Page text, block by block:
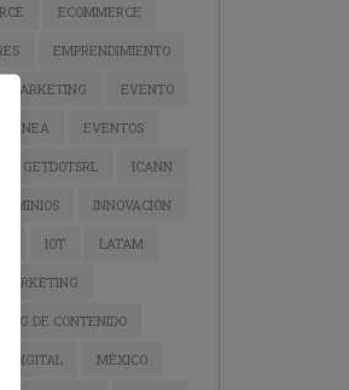
ECOMMERCE
EMPRENDIMIENTO
MARKETING EVENTO
LÍNEA EVENTOS
GETDOTSRL ICANN
INNOVACIÓN
IOT LATAM
MARKETING
DE CONTENIDO
DIGITAL MÉXICO